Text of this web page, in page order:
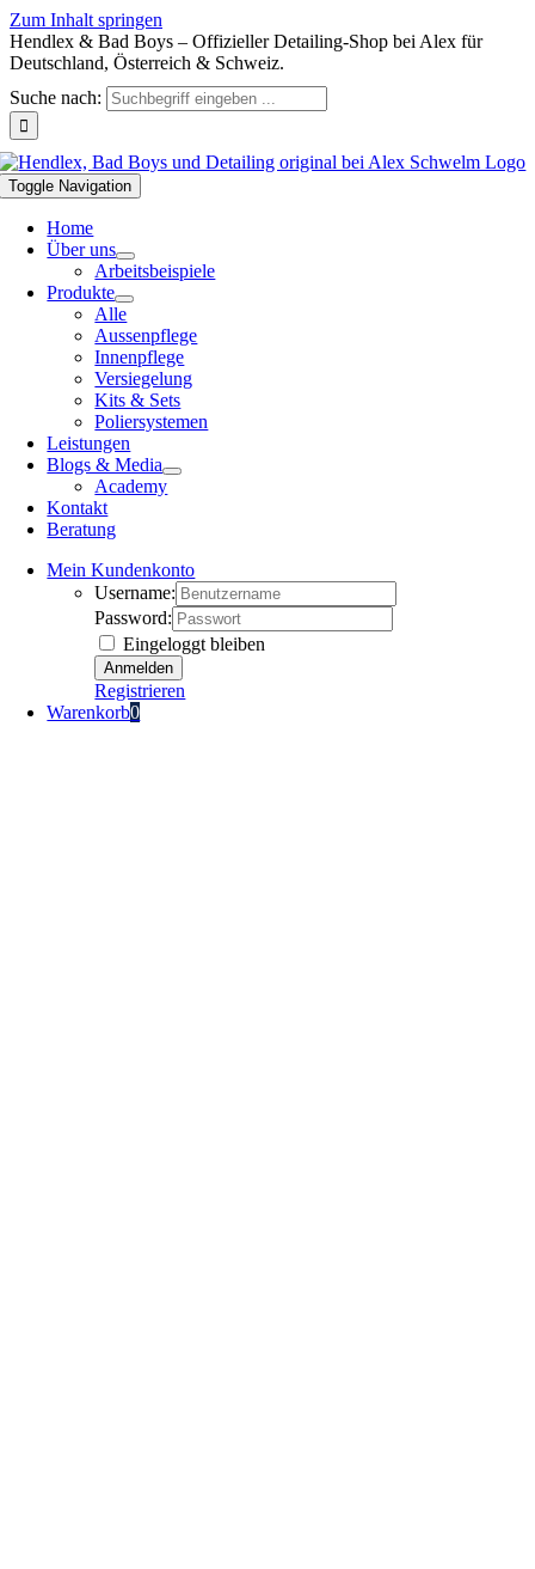
Zum Inhalt springen
Hendlex & Bad Boys – Offizieller Detailing-Shop bei Alex für
Deutschland, Österreich & Schweiz.
Suche nach:
Toggle Navigation
Home
Über uns
Arbeitsbeispiele
Produkte
Alle
Aussenpflege
Innenpflege
Versiegelung
Kits & Sets
Poliersystemen
Leistungen
Blogs & Media
Academy
Kontakt
Beratung
Mein Kundenkonto
Username:
Password:
Eingeloggt bleiben
Registrieren
Warenkorb0